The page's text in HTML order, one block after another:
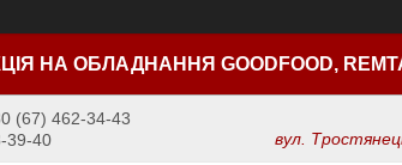
НА ОБЛАДНАННЯ GOODFOOD,
(67) 462-34-43
39-40
вул.